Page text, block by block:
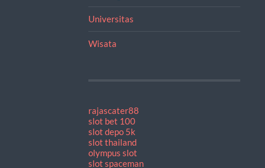
Universitas
Wisata
rajascater88
slot bet 100
slot depo 5k
slot thailand
olympus slot
slot spaceman